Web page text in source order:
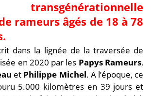
rameurs âgés de 18 à 78
dans la lignée de la traversée de
en 2020 par les Papys Rameurs,
et Philippe Michel. A l’époque, ce
5.000 kilomètres en 39 jours et